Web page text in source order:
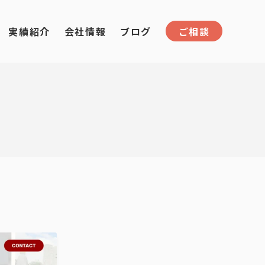
実績紹介 会社情報 ブログ ご相談